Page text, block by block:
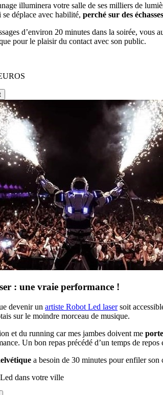
illuminera votre salle de ses milliers de
se déplace avec habilité, perché sur des échasses
d’environ 20 minutes dans la soirée, vous
pour le plaisir du contact avec son public.
: une vraie performance !
devenir un artiste Robot Led lasersoit
sur le moindre morceau de musique.
et du running car mes jambes doivent me
Un bon repas précédé d’un temps de repos
a besoin de 30 minutes pour enfiler son
dans votre ville